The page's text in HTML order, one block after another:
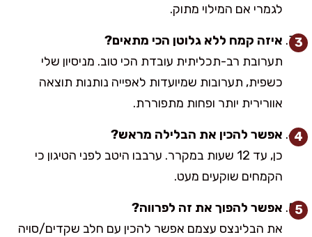
לגמרי אם המילוי מתוק.
איזה קמח ללא גלוטן הכי מתאים?
תערובת רב-תכליתית עובדת הכי טוב. מניסיון שלי
כשפית, תערובות שמיועדות לאפייה נותנות תוצאה
אוורירית יותר ופחות מתפוררת.
אפשר להכין את הבלילה מראש?
כן, עד 12 שעות במקרר. ערבבו היטב לפני הטיגון כי
הקמחים שוקעים מעט.
אפשר להפוך את זה לפרווה?
את הבלינצס עצמם אפשר להכין עם חלב שקדים/סויה